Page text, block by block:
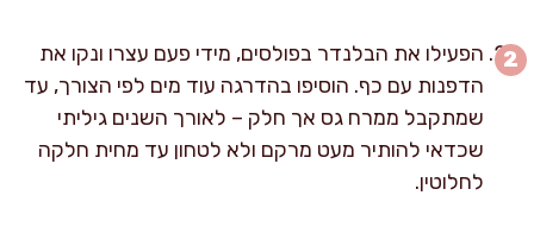
הפעילו את הבלנדר בפולסים, מידי פעם עצרו ונקו את
הדפנות עם כף. הוסיפו בהדרגה עוד מים לפי הצורך, עד
שמתקבל ממרח גס אך חלק – לאורך השנים גיליתי
שכדאי להותיר מעט מרקם ולא לטחון עד מחית חלקה
לחלוטין.